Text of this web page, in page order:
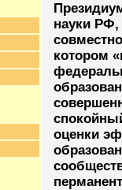
науки РФ,
котором
оценки